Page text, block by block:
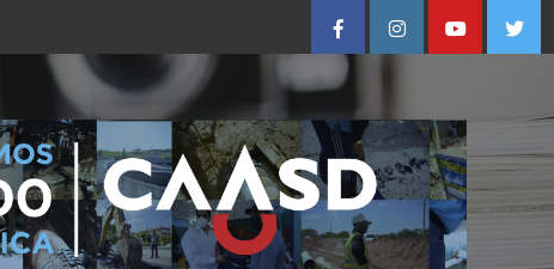
FacebookInstagramYoutube